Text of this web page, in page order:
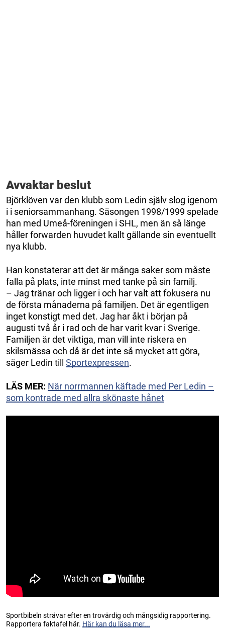
Avvaktar beslut
Björklöven var den klubb som Ledin själv slog igenom
i i seniorsammanhang. Säsongen 1998/1999 spelade
han med Umeå-föreningen i SHL, men än så länge
håller forwarden huvudet kallt gällande sin eventuellt
nya klubb.
Han konstaterar att det är många saker som måste
falla på plats, inte minst med tanke på sin familj.
– Jag tränar och ligger i och har valt att fokusera nu
de första månaderna på familjen. Det är egentligen
inget konstigt med det. Jag har åkt i början på
augusti två år i rad och de har varit kvar i Sverige.
Familjen är det viktiga, man vill inte riskera en
skilsmässa och då är det inte så mycket att göra,
säger Ledin till Sportexpressen.
LÄS MER: När norrmannen käftade med Per Ledin –
som kontrade med allra skönaste hånet
Sportbibeln strävar efter en trovärdig och mångsidig rapportering.
Rapportera faktafel här. Här kan du läsa mer...